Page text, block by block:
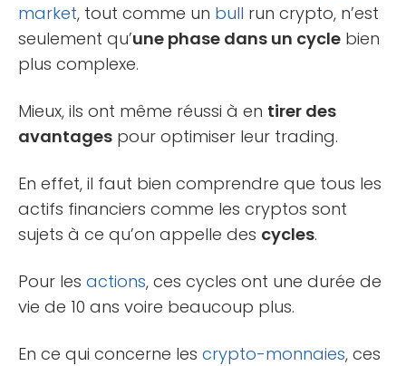
market, tout comme un bull run crypto, n’est
seulement qu’une phase dans un cycle bien
plus complexe.
Mieux, ils ont même réussi à en tirer des
avantages pour optimiser leur trading.
En effet, il faut bien comprendre que tous les
actifs financiers comme les cryptos sont
sujets à ce qu’on appelle des cycles.
Pour les actions, ces cycles ont une durée de
vie de 10 ans voire beaucoup plus.
En ce qui concerne les crypto-monnaies, ces